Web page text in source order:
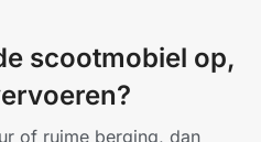
scootmobiel op,
of ruime berging, dan